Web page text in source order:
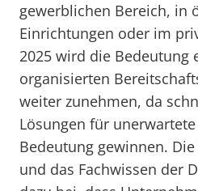
gewerblichen Bereich, in
Einrichtungen oder im
2025 wird die Bedeutung
organisierten
weiter zunehmen, da
Lösungen für
Bedeutung gewinnen.
und das Fachwissen der